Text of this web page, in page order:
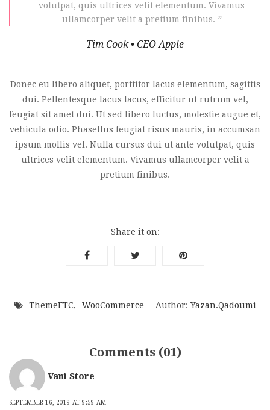
volutpat, quis ultrices velit elementum. Vivamus
ullamcorper velit a pretium finibus. ”
Tim Cook • CEO Apple
Donec eu libero aliquet, porttitor lacus elementum, sagittis
dui. Pellentesque lacus lacus, efficitur ut rutrum vel,
feugiat sit amet dui. Ut sed libero luctus, molestie augue et,
vehicula odio. Phasellus feugiat risus mauris, in accumsan
ipsum mollis vel. Nulla cursus dui ut ante volutpat, quis
ultrices velit elementum. Vivamus ullamcorper velit a
pretium finibus.
Share it on:
ThemeFTC WooCommerce Author: Yazan.qadoumi
Comments (01)
Vani Store
SEPTEMBER 16, 2019 AT 9:59 AM